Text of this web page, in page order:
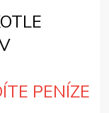
PENÍZE